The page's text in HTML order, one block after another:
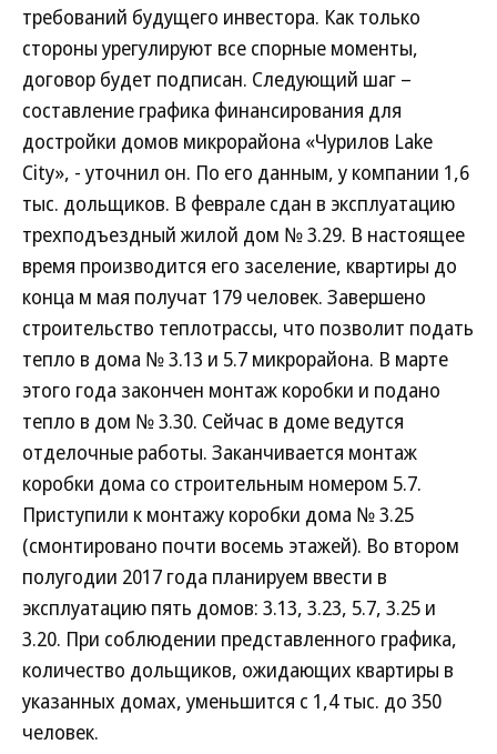
требований будущего инвестора. Как только
стороны урегулируют все спорные моменты,
договор будет подписан. Следующий шаг –
составление графика финансирования для
достройки домов микрорайона «Чурилов Lake
City», - уточнил он. По его данным, у компании 1,6
тыс. дольщиков. В феврале сдан в эксплуатацию
трехподъездный жилой дом № 3.29. В настоящее
время производится его заселение, квартиры до
конца м мая получат 179 человек. Завершено
строительство теплотрассы, что позволит подать
тепло в дома № 3.13 и 5.7 микрорайона. В марте
этого года закончен монтаж коробки и подано
тепло в дом № 3.30. Сейчас в доме ведутся
отделочные работы. Заканчивается монтаж
коробки дома со строительным номером 5.7.
Приступили к монтажу коробки дома № 3.25
(смонтировано почти восемь этажей). Во втором
полугодии 2017 года планируем ввести в
эксплуатацию пять домов: 3.13, 3.23, 5.7, 3.25 и
3.20. При соблюдении представленного графика,
количество дольщиков, ожидающих квартиры в
указанных домах, уменьшится с 1,4 тыс. до 350
человек.